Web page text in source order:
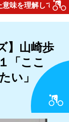
理解してレースで
】山崎歩
「ここ
い」